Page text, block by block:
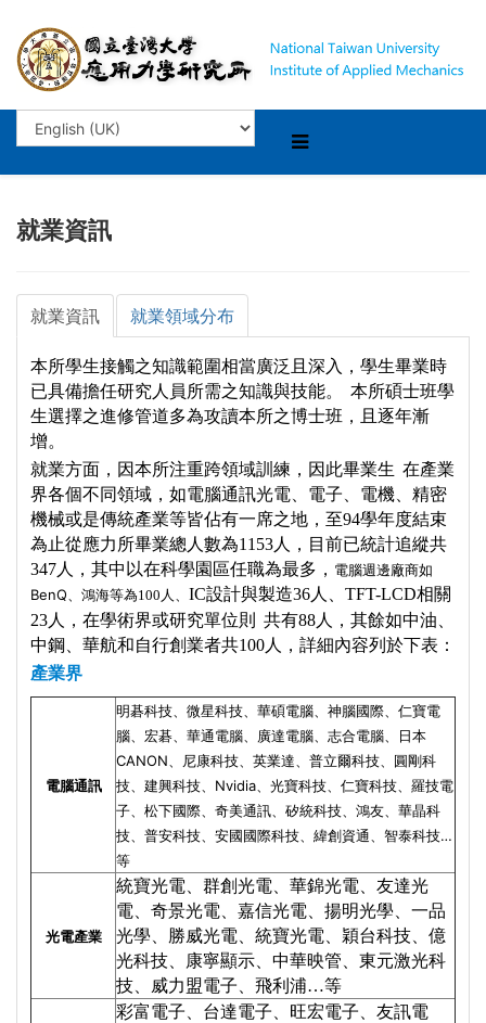
就業資訊
就業資訊 就業領域分布
本所學生接觸之知識範圍相當廣泛且深入，學生畢業時
已具備擔任研究人員所需之知識與技能。 本所碩士班學
生選擇之進修管道多為攻讀本所之博士班，且逐年漸
增。
就業方面， 因本所注重跨領域訓練，因此畢業生 在產業
界各個不同領域，如電腦通訊光電、電子、電機、精密
機械或是傳統產業等皆佔有一席之地，至94學年度結束
為止從應力所畢業總人數為1153人，目前已統計追縱共
347人，其中以在科學園區任職為最多， 電腦週邊廠商如
BenQ、鴻海等為100人、 IC設計與製造36人、TFT-LCD相關
23人，在學術界或研究單位則 共有88人，其餘如中油、
中鋼、華航和自行創業者共100人，詳細內容列於下表：
產業界
電腦通訊
明碁科技、微星科技、華碩電腦、神腦國際、仁寶電
腦、宏碁、華通電腦、廣達電腦、志合電腦、日本
CANON、尼康科技、英業達、普立爾科技、圓剛科
技、建興科技、Nvidia、光寶科技、仁寶科技、羅技電
子、松下國際、奇美通訊、矽統科技、鴻友、華晶科
技、普安科技、安國國際科技、緯創資通、智泰科技…
等
光電產業
統寶光電、群創光電、華錦光電、友達光
電、奇景光電、嘉信光電、揚明光學、一品
光學、勝威光電、統寶光電、穎台科技、億
光科技、康寧顯示、中華映管、東元激光科
技、威力盟電子、飛利浦…等
彩富電子、台達電子、旺宏電子、友訊電